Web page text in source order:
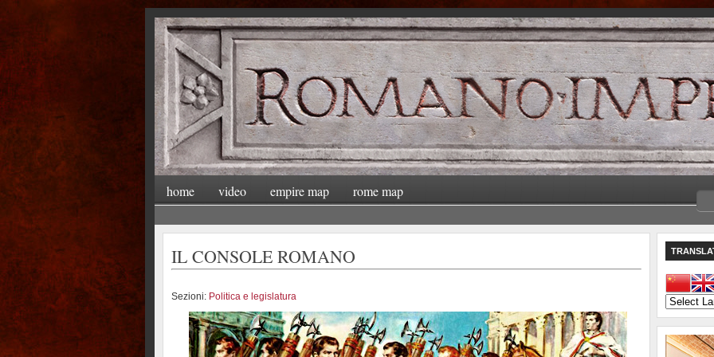
home video empire map rome map
IL CONSOLE ROMANO
Sezioni: Politica e legislatura